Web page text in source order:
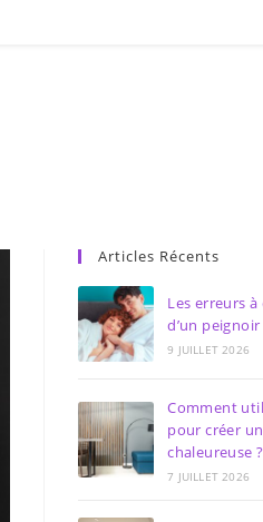
Articles Récents
Les erreurs
d’un peignoir
9 JUILLET 2026
Comment
pour créer
chaleureuse ?
7 JUILLET 2026